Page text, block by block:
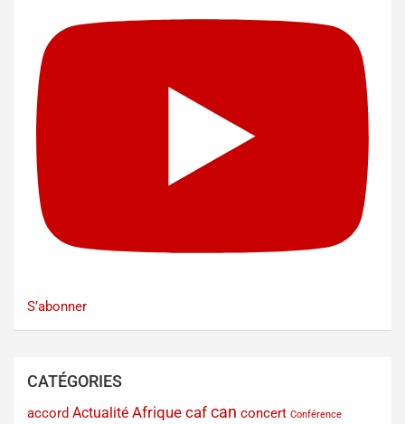
S’abonner
CATÉGORIES
accord Actualité Afrique caf can concert Conférence